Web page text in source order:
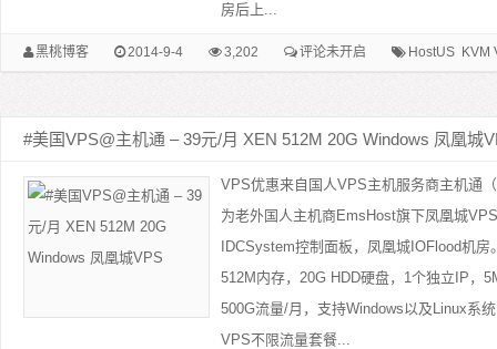
房后上...
黑桃博客 2014-9-4 3,202 评论未开启 HostUS KVM
#美国VPS@主机通 – 39元/月 XEN 512M 20G Windows 凤凰城
VPS优惠来自国人VPS主机服务商主机通
为老外国人主机商EmsHost旗下凤凰城
IDCSystem控制面板，凤凰城IOFlood机
512M内存，20G HDD硬盘，1个独立IP，
500G流量/月，支持Windows以及Linux系
VPS不限流量套餐...